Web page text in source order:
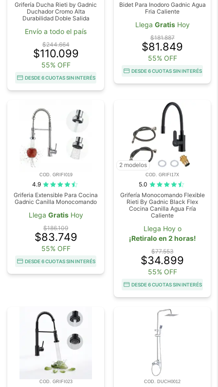
Grifería Ducha Rieti by Gadnic
Duchador Cromo Alta
Durabilidad Doble Salida
Envío a todo el país
$244.664
$110.099
55% OFF
DESDE 6 CUOTAS SIN INTERÉS
Bidet Para Inodoro Gadnic Agua
Fria Caliente
Llega GratisHoy
$181.887
$81.849
55% OFF
DESDE 6 CUOTAS SIN INTERÉS
COD. GRIFI019
4.9
Griferia Extensible Para Cocina
Gadnic Canilla Monocomando
Llega GratisHoy
$186.109
$83.749
55% OFF
DESDE 6 CUOTAS SIN INTERÉS
2 modelos
COD. GRIFI17X
5.0
Grifería Monocomando Flexible
Rieti By Gadnic Black Flex
Cocina Canilla Agua Fría
Caliente
Llega Hoy o
¡Retiralo en 2 horas!
$77.553
$34.899
55% OFF
DESDE 6 CUOTAS SIN INTERÉS
COD. GRIFI023 COD. DUCH0012